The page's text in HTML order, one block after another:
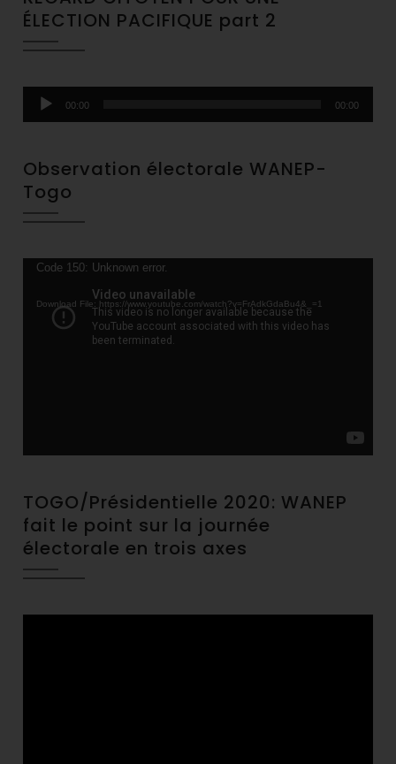
ÉLECTION PACIFIQUE part 2
Audio
Player
00:00 00:00
Observation électorale WANEP-
Togo
Video
Code 150: Unknown error.
Download File: https://www.youtube.com/watch?v=FrAdkGdaBu4&_=1
TOGO/Présidentielle 2020: WANEP
fait le point sur la journée
électorale en trois axes